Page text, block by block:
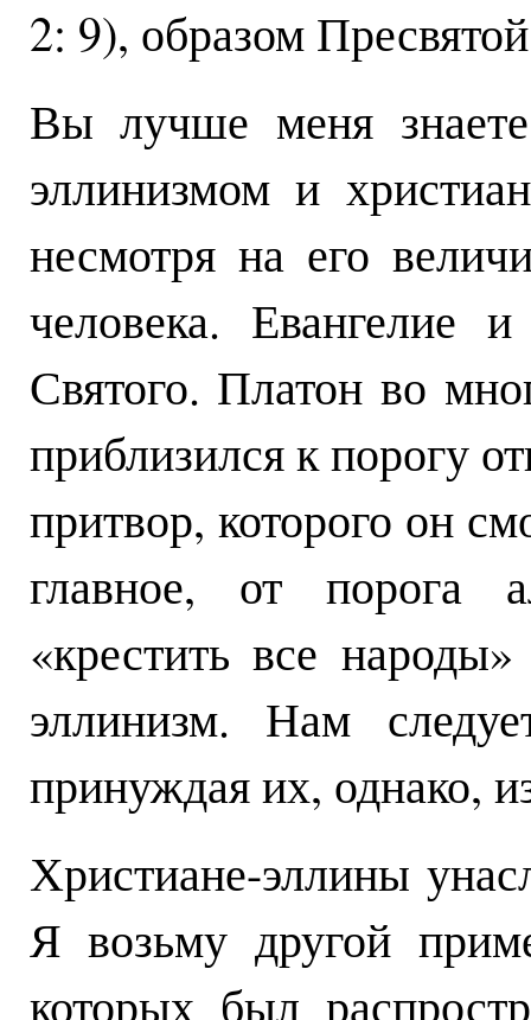
2: 9), образом
Вы лучше меня
эллинизмом и
несмотря на его
человека. Евангелие
Святого. Платон во
приблизился к порогу
притвор, которого он
главное, от порога
«крестить все
эллинизм. Нам
принуждая их, однако,
Христиане-эллины
Я возьму другой
которых был